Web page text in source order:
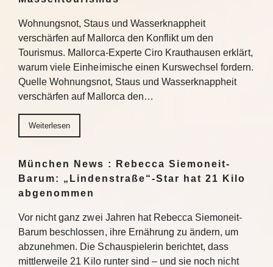
Wohnungsnot, Staus und Wasserknappheit
verschärfen auf Mallorca den Konflikt um den
Tourismus. Mallorca-Experte Ciro Krauthausen erklärt,
warum viele Einheimische einen Kurswechsel fordern.
Quelle Wohnungsnot, Staus und Wasserknappheit
verschärfen auf Mallorca den…
Weiterlesen
München News : Rebecca Siemoneit-
Barum: „Lindenstraße“-Star hat 21 Kilo
abgenommen
Vor nicht ganz zwei Jahren hat Rebecca Siemoneit-
Barum beschlossen, ihre Ernährung zu ändern, um
abzunehmen. Die Schauspielerin berichtet, dass
mittlerweile 21 Kilo runter sind – und sie noch nicht